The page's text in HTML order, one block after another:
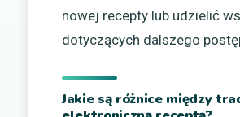
nowej recepty lub udzielić
dotyczących dalszego
Jakie są różnice między